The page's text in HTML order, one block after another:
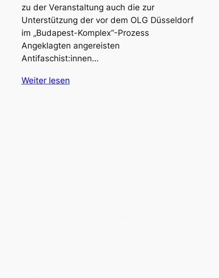
zu der Veranstaltung auch die zur
Unterstützung der vor dem OLG Düsseldorf
im „Budapest-Komplex“-Prozess
Angeklagten angereisten
Antifaschist:innen…
Weiter lesen